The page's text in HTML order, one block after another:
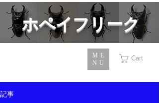
​ホペイフリーク
ME
NU
Cart
記事